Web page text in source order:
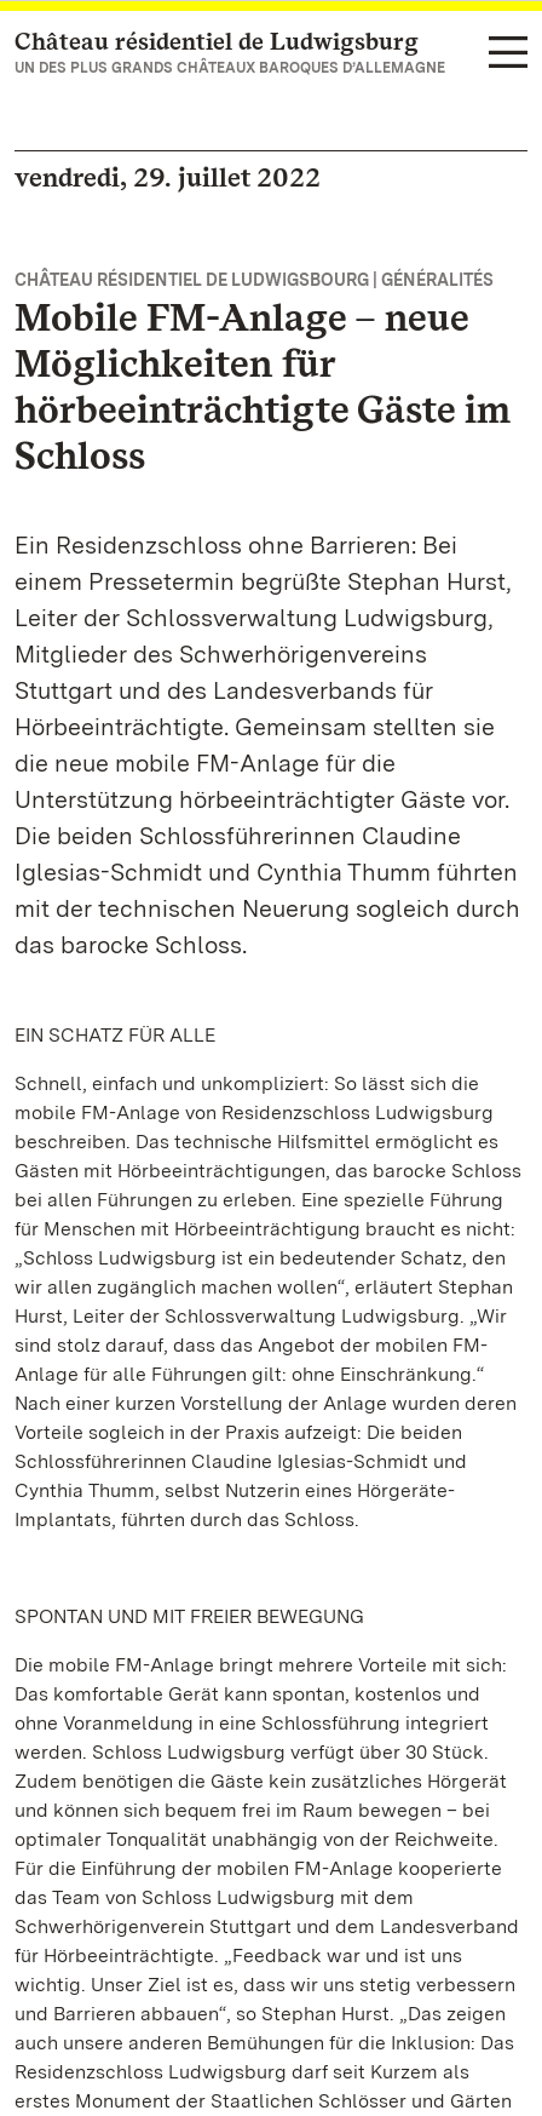
Vers la page d’accueil
Château résidentiel de Ludwigsburg
UN DES PLUS GRANDS CHÂTEAUX BAROQUES D’ALLEMAGNE
vendredi, 29. juillet 2022
CHÂTEAU RÉSIDENTIEL DE LUDWIGSBOURG | GÉNÉRALITÉS
Mobile FM-Anlage – neue
Möglichkeiten für
hörbeeinträchtigte Gäste im
Schloss
Ein Residenzschloss ohne Barrieren: Bei
einem Pressetermin begrüßte Stephan Hurst,
Leiter der Schlossverwaltung Ludwigsburg,
Mitglieder des Schwerhörigenvereins
Stuttgart und des Landesverbands für
Hörbeeinträchtigte. Gemeinsam stellten sie
die neue mobile FM-Anlage für die
Unterstützung hörbeeinträchtigter Gäste vor.
Die beiden Schlossführerinnen Claudine
Iglesias-Schmidt und Cynthia Thumm führten
mit der technischen Neuerung sogleich durch
das barocke Schloss.
EIN SCHATZ FÜR ALLE
Schnell, einfach und unkompliziert: So lässt sich die
mobile FM-Anlage von Residenzschloss Ludwigsburg
beschreiben. Das technische Hilfsmittel ermöglicht es
Gästen mit Hörbeeinträchtigungen, das barocke Schloss
bei allen Führungen zu erleben. Eine spezielle Führung
für Menschen mit Hörbeeinträchtigung braucht es nicht:
„Schloss Ludwigsburg ist ein bedeutender Schatz, den
wir allen zugänglich machen wollen“, erläutert Stephan
Hurst, Leiter der Schlossverwaltung Ludwigsburg. „Wir
sind stolz darauf, dass das Angebot der mobilen FM-
Anlage für alle Führungen gilt: ohne Einschränkung.“
Nach einer kurzen Vorstellung der Anlage wurden deren
Vorteile sogleich in der Praxis aufzeigt: Die beiden
Schlossführerinnen Claudine Iglesias-Schmidt und
Cynthia Thumm, selbst Nutzerin eines Hörgeräte-
Implantats, führten durch das Schloss.
SPONTAN UND MIT FREIER BEWEGUNG
Die mobile FM-Anlage bringt mehrere Vorteile mit sich:
Das komfortable Gerät kann spontan, kostenlos und
ohne Voranmeldung in eine Schlossführung integriert
werden. Schloss Ludwigsburg verfügt über 30 Stück.
Zudem benötigen die Gäste kein zusätzliches Hörgerät
und können sich bequem frei im Raum bewegen – bei
optimaler Tonqualität unabhängig von der Reichweite.
Für die Einführung der mobilen FM-Anlage kooperierte
das Team von Schloss Ludwigsburg mit dem
Schwerhörigenverein Stuttgart und dem Landesverband
für Hörbeeinträchtigte. „Feedback war und ist uns
wichtig. Unser Ziel ist es, dass wir uns stetig verbessern
und Barrieren abbauen“, so Stephan Hurst. „Das zeigen
auch unsere anderen Bemühungen für die Inklusion: Das
Residenzschloss Ludwigsburg darf seit Kurzem als
erstes Monument der Staatlichen Schlösser und Gärten